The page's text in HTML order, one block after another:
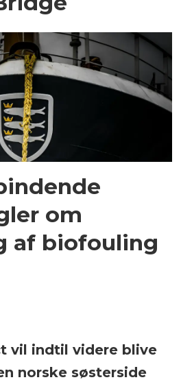
om
af biofouling
vil indtil videre blive
norske søsterside